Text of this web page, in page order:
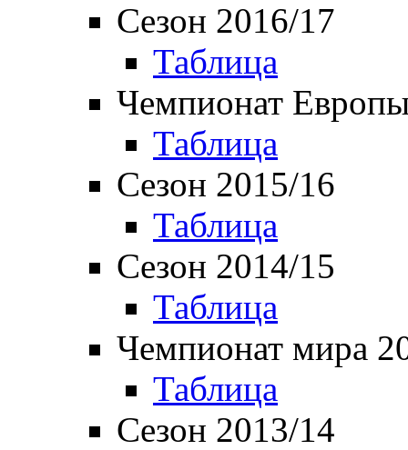
Сезон 2016/17
Таблица
Чемпионат
Таблица
Сезон 2015/16
Таблица
Сезон 2014/15
Таблица
Чемпионат мира
Таблица
Сезон 2013/14